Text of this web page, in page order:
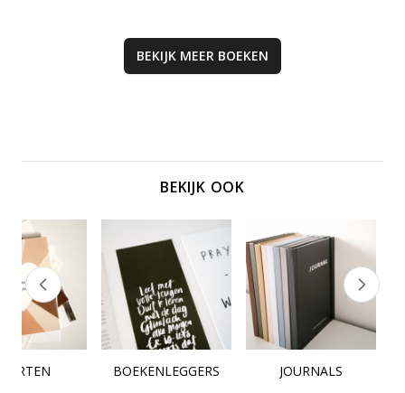
BEKIJK MEER BOEKEN
BEKIJK OOK
BOEKENLEGGERS JOURNALS